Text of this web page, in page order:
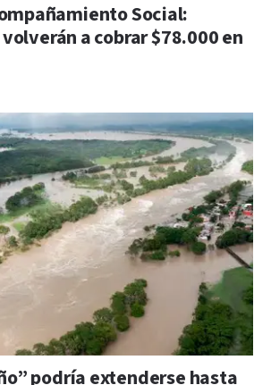
Social:
a cobrar $78.000 en
podría extenderse hasta